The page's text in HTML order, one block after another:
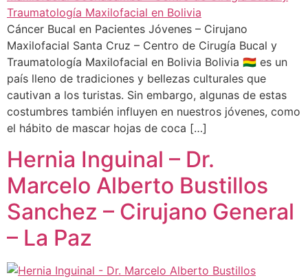
Cáncer Bucal en Pacientes Jóvenes – Cirujano
Maxilofacial Santa Cruz – Centro de Cirugía Bucal y
Traumatología Maxilofacial en Bolivia Bolivia 🇧🇴 es un
país lleno de tradiciones y bellezas culturales que
cautivan a los turistas. Sin embargo, algunas de estas
costumbres también influyen en nuestros jóvenes, como
el hábito de mascar hojas de coca […]
Hernia Inguinal – Dr.
Marcelo Alberto Bustillos
Sanchez – Cirujano General
– La Paz